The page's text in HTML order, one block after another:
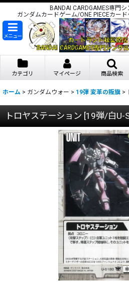
BANDAI CARDGAMES専門
ガンダムカードゲーム/ONE PIECEカー
メニュー
カテゴリ マイページ 商品検索
ホーム > ガンダムウォー > 19弾 変革の叛旗 >
トロヤステーション [19弾/白U-